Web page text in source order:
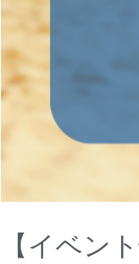
【イベン